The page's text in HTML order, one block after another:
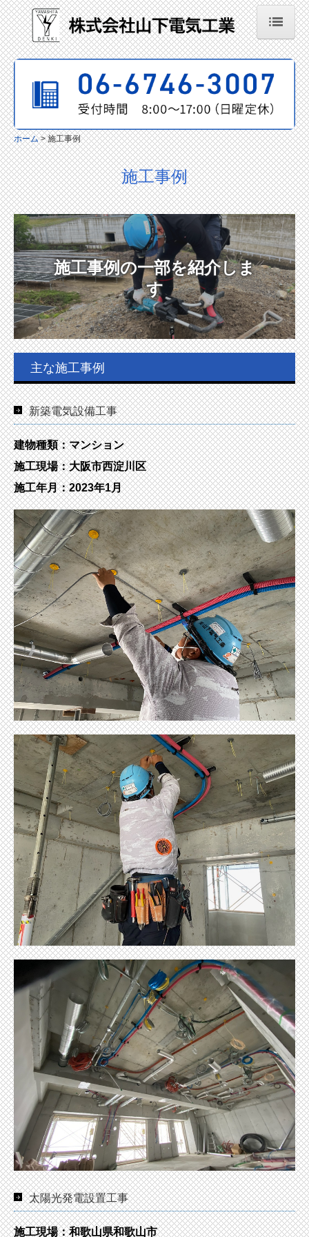
ホーム
会社案内
施工事例
工事の流れ
当社の特長
採用情報
先輩社員インタビュー
お問い合わせ
個人情報保護方針
ホーム 施工事例
施工事例
施工事例の一部を紹介しま
す
主な施工事例
新築電気設備工事
建物種類：マンション
施工現場：大阪市西淀川区
施工年月：2023年1月
太陽光発電設置工事
施工現場：和歌山県和歌山市